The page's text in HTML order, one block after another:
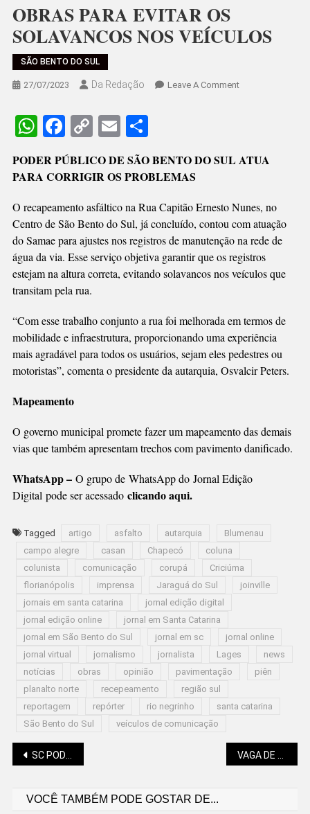
OBRAS PARA EVITAR OS
SOLAVANCOS NOS VEÍCULOS
SÃO BENTO DO SUL
27/07/2023 Da Redação Leave A CommentOn
SOLAVANCOS
WhatsApp
Facebook
CopyEmailShare
PODER PÚBLICO DE SÃO BENTO DO SUL ATUA
PARA CORRIGIR OS PROBLEMAS
O recapeamento asfáltico na Rua Capitão Ernesto Nunes, no
Centro de São Bento do Sul, já concluído, contou com atuação
do Samae para ajustes nos registros de manutenção na rede de
água da via. Esse serviço objetiva garantir que os registros
estejam na altura correta, evitando solavancos nos veículos que
transitam pela rua.
“Com esse trabalho conjunto a rua foi melhorada em termos de
mobilidade e infraestrutura, proporcionando uma experiência
mais agradável para todos os usuários, sejam eles pedestres ou
motoristas”, comenta o presidente da autarquia, Osvalcir Peters.
Mapeamento
O governo municipal promete fazer um mapeamento das demais
vias que também apresentam trechos com pavimento danificado.
WhatsApp – O grupo de WhatsApp do Jornal Edição
Digital pode ser acessado clicando aqui.
Tagged artigo asfalto autarquia
Blumenau
campo alegre
casan Chapecó
coluna
colunista
comunicação corupá
Criciúma
florianópolis
imprensa Jaraguá do Sul
joinville
jornais em santa catarina
jornal edição digital
jornal edição online
jornal em Santa Catarina
jornal em São Bento do Sul
jornal em sc
jornal online
jornal virtual
jornalismo jornalista Lages
news
notícias
obras opinião pavimentação
piên
planalto norte
recepeamento
região sul
reportagem
repórter rio negrinho
santa catarina
São Bento do Sul
veículos de comunicação
Navegação
SC PODE TER 10 MIL PRESOS TRABALHANDO
VOCÊ TAMBÉM PODE GOSTAR DE...